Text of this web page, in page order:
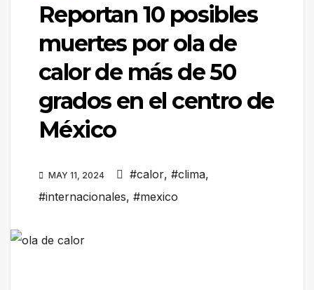
Reportan 10 posibles
muertes por ola de
calor de más de 50
grados en el centro de
México
MAY 11, 2024 #calor, #clima,
#internacionales, #mexico